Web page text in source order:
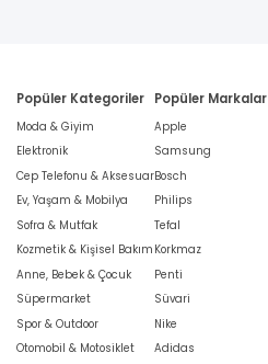
Popüler Kategoriler
Moda & Giyim
Elektronik
Cep Telefonu & Aksesuar
Ev, Yaşam & Mobilya
Sofra & Mutfak
Kozmetik & Kişisel Bakım
Anne, Bebek & Çocuk
Süpermarket
Spor & Outdoor
Otomobil & Motosiklet
Popüler Markalar
Apple
Samsung
Bosch
Philips
Tefal
Korkmaz
Penti
Süvari
Nike
Adidas